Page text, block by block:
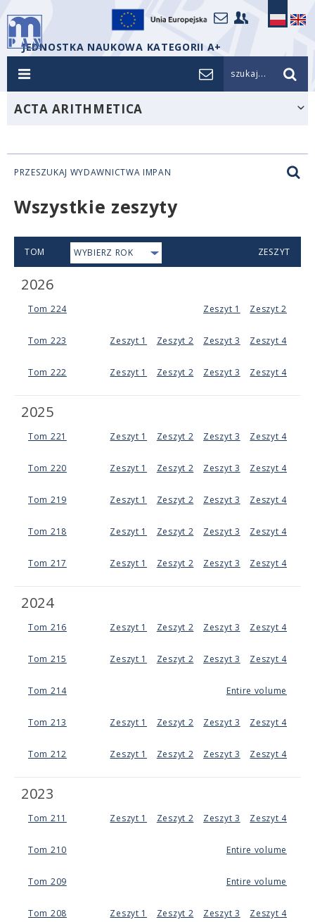
JEDNOSTKA NAUKOWA KATEGORII A+
szukaj...
ACTA ARITHMETICA
PRZESZUKAJ WYDAWNICTWA IMPAN
Wszystkie zeszyty
WYBIERZ ROK
TOM ZESZYT
2026
Tom 224 Zeszyt 1 Zeszyt 2
Tom 223 Zeszyt 1 Zeszyt 2 Zeszyt 3 Zeszyt 4
Tom 222 Zeszyt 1 Zeszyt 2 Zeszyt 3 Zeszyt 4
2025
Tom 221 Zeszyt 1 Zeszyt 2 Zeszyt 3 Zeszyt 4
Tom 220 Zeszyt 1 Zeszyt 2 Zeszyt 3 Zeszyt 4
Tom 219 Zeszyt 1 Zeszyt 2 Zeszyt 3 Zeszyt 4
Tom 218 Zeszyt 1 Zeszyt 2 Zeszyt 3 Zeszyt 4
Tom 217 Zeszyt 1 Zeszyt 2 Zeszyt 3 Zeszyt 4
2024
Tom 216 Zeszyt 1 Zeszyt 2 Zeszyt 3 Zeszyt 4
Tom 215 Zeszyt 1 Zeszyt 2 Zeszyt 3 Zeszyt 4
Tom 214 Entire volume
Tom 213 Zeszyt 1 Zeszyt 2 Zeszyt 3 Zeszyt 4
Tom 212 Zeszyt 1 Zeszyt 2 Zeszyt 3 Zeszyt 4
2023
Tom 211 Zeszyt 1 Zeszyt 2 Zeszyt 3 Zeszyt 4
Tom 210 Entire volume
Tom 209 Entire volume
Tom 208 Zeszyt 1 Zeszyt 2 Zeszyt 3 Zeszyt 4